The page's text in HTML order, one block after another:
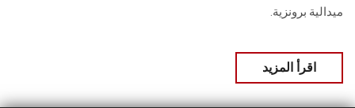
ميدالية برونزية.
اقرأ المزيد